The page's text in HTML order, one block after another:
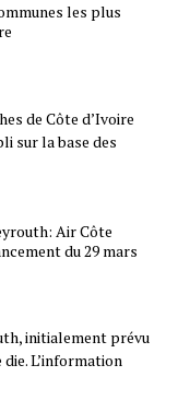
les plus
de Côte d’Ivoire
sur la base des
Air Côte
du 29 mars
initialement prévu
L’information